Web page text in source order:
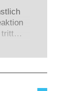
-
tritt
auf